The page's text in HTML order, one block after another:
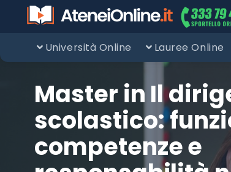
Università Online Lauree Online
Master in Il
scolastico:
competenze e